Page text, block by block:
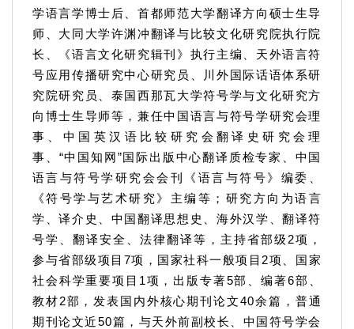
学语言学博士后、首都师范大学翻译方向硕士生导
师、大同大学许渊冲翻译与比较文化研究院执行院
长、《语言文化研究辑刊》执行主编、天外语言符
号应用传播研究中心研究员、川外国际话语体系研
究院研究员、泰国西那瓦大学符号学与文化研究方
向博士生导师等，兼任中国语言与符号学研究会理
事、中国英汉语比较研究会翻译史研究会理
事、“中国知网”国际出版中心翻译质检专家、中国
语言与符号学研究会会刊《语言与符号》编委、
《符号学与艺术研究》主编等；研究方向为语言
学、译介史、中国翻译思想史、海外汉学、翻译符
号学、翻译安全、法律翻译等，主持省部级2项，
参与省部级项目7项，国家社科一般项目2项、国家
社会科学重要项目1项，出版专著5部、编著6部、
教材2部，发表国内外核心期刊论文40余篇，普通
期刊论文近50篇，与天外前副校长、中国符号学会